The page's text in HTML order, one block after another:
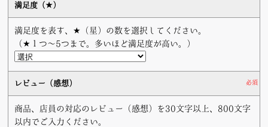
満足度（★）
満足度を表す、★（星）の数を選択してください。
（★１つ〜5つまで。多いほど満足度が高い。）
レビュー（感想） 必須
商品、店員の対応のレビュー（感想）を30文字以上、800文字
以内でご入力ください。